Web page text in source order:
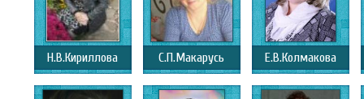
Н.В.Кириллова С.П.Макарусь Е.В.Колмакова